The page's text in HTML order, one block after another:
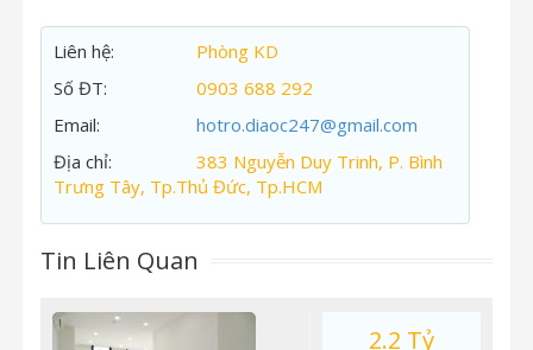
Liên hệ:
Phòng KD
Số ĐT:
0903 688 292
Email:
hotro.diaoc247@gmail.com
Địa chỉ:
383 Nguyễn Duy Trinh, P. Bình
Trưng Tây, Tp.Thủ Đức, Tp.HCM
Tin Liên Quan
2.2 Tỷ